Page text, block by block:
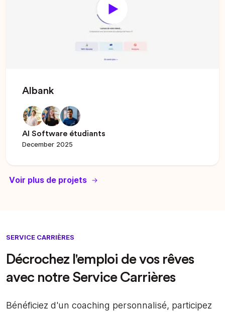
Albank
AI Software étudiants
December 2025
Voir plus de projets
SERVICE CARRIÈRES
Décrochez l'emploi de vos rêves
avec notre Service Carrières
Bénéficiez d'un coaching personnalisé, participez